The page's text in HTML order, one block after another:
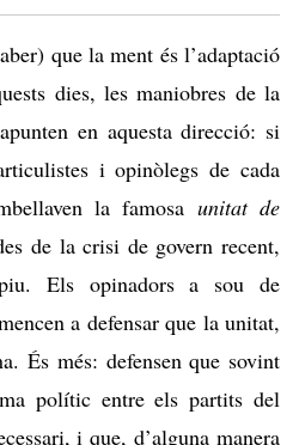
que la ment és l’adaptació
dies, les maniobres de la
en aquesta direcció: si
i opinòlegs de cada
la famosa unitat de
de la crisi de govern recent,
Els opinadors a sou de
a defensar que la unitat,
És més: defensen que sovint
polític entre els partits del
i que, d’alguna manera